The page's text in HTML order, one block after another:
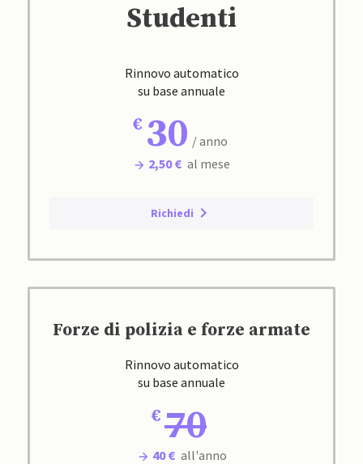
Studenti
Rinnovo automatico
su base annuale
30 / anno
2,50 € al mese
Richiedi
Forze di polizia e forze armate
Rinnovo automatico
su base annuale
70
40 € all'anno